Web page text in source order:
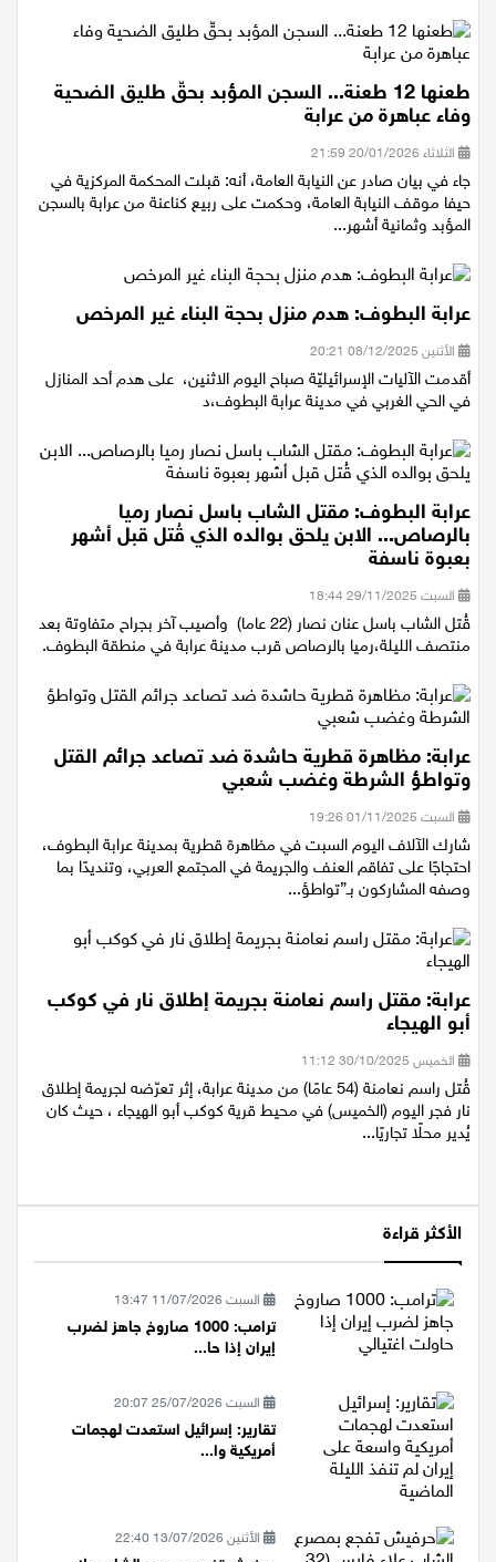
طعنها 12 طعنة... السجن المؤبد بحقّ طليق الضحية
وفاء عباهرة من عرابة
الثلاثاء 20/01/2026 21:59
جاء في بيان صادر عن النيابة العامة، أنه: قبلت المحكمة المركزية في
حيفا موقف النيابة العامة، وحكمت على ربيع كناعنة من عرابة بالسجن
المؤبد وثمانية أشهر...
عرابة البطوف: هدم منزل بحجة البناء غير المرخص
الأثنين 08/12/2025 20:21
أقدمت الآليات الإسرائيليّة صباح اليوم الاثنين، على هدم أحد المنازل
في الحي الغربي في مدينة عرابة البطوف،د
عرابة البطوف: مقتل الشاب باسل نصار رميا
بالرصاص... الابن يلحق بوالده الذي قُتل قبل أشهر
بعبوة ناسفة
السبت 29/11/2025 18:44
قُتل الشاب باسل عنان نصار (22 عاما) وأصيب آخر بجراح متفاوتة بعد
منتصف الليلة،رميا بالرصاص قرب مدينة عرابة في منطقة البطوف.
عرابة: مظاهرة قطرية حاشدة ضد تصاعد جرائم القتل
وتواطؤ الشرطة وغضب شعبي
السبت 01/11/2025 19:26
شارك الآلاف اليوم السبت في مظاهرة قطرية بمدينة عرابة البطوف،
احتجاجًا على تفاقم العنف والجريمة في المجتمع العربي، وتنديدًا بما
وصفه المشاركون بـ”تواطؤ...
عرابة: مقتل راسم نعامنة بجريمة إطلاق نار في كوكب
أبو الهيجاء
الخميس 30/10/2025 11:12
قُتل راسم نعامنة (54 عامًا) من مدينة عرابة، إثر تعرّضه لجريمة إطلاق
نار فجر اليوم (الخميس) في محيط قرية كوكب أبو الهيجاء ، حيث كان
يُدير محلًا تجاريًا...
الأكثر قراءة
السبت 11/07/2026 13:47
ترامب: 1000 صاروخ جاهز لضرب
إيران إذا حا...
السبت 25/07/2026 20:07
تقارير: إسرائيل استعدت لهجمات
أمريكية وا...
الأثنين 13/07/2026 22:40